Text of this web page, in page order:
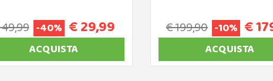
-40% € 29,99
ACQUISTA
€ 199,90 -10% €
ACQUISTA